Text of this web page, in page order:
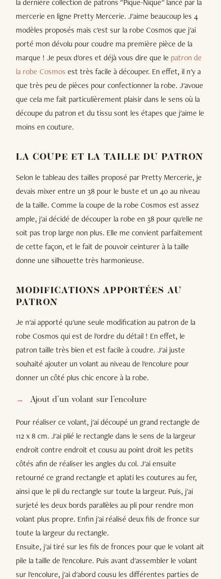
la dernière collection de patrons "Pique-Nique" lancé par la
mercerie en ligne Pretty Mercerie. J'aime beaucoup les 4
modèles proposés mais c'est sur la robe Cosmos que j'ai
porté mon dévolu pour coudre ma première pièce de la
marque ! Je peux d'ores et déjà vous dire que le patron de
la robe Cosmos est très facile à découper. En effet, il n'y a
que très peu de pièces pour confectionner la robe. J'avoue
que cela me fait particulièrement plaisir dans le sens où la
découpe du patron et du tissu sont les étapes que j'aime le
moins en couture.
LA COUPE ET LA TAILLE DU PATRON
Selon le tableau des tailles proposé par Pretty Mercerie, je
devais mixer entre un 38 pour le buste et un 40 au niveau
de la taille. Comme la coupe de la robe Cosmos est assez
ample, j'ai décidé de découper la robe en 38 pour qu'elle ne
soit pas trop large non plus. Elle me convient parfaitement
de cette façon, et le fait de pouvoir ceinturer à la taille
donne une silhouette très harmonieuse.
MODIFICATIONS APPORTÉES AU
PATRON
Je n'ai apporté qu'une seule modification au patron de la
robe Cosmos qui est de l'ordre du détail ! En effet, le
patron taille très bien et est facile à coudre. J'ai juste
souhaité ajouter un volant au niveau de l'encolure pour
donner un côté plus chic encore à la robe.
Ajout d'un volant sur l'encolure
Pour réaliser ce volant, j'ai découpé un grand rectangle de
112 x 8 cm. J'ai plié le rectangle dans le sens de la largeur
endroit contre endroit et cousu au point droit les petits
côtés afin de réaliser les angles du col. J'ai ensuite
retourné ce grand rectangle et aplati les coutures au fer,
ainsi que le pli du rectangle sur toute la largeur. Puis, j'ai
surjeté les deux bords parallèles au pli pour rendre mon
volant plus propre. Enfin j'ai réalisé deux fils de fronce sur
toute la largeur du rectangle.
Ensuite, j'ai tiré sur les fils de fronces pour que le volant ait
pile la taille de l'encolure. Puis avant d'assembler le volant
sur l'encolure, j'ai d'abord cousu les différentes parties de